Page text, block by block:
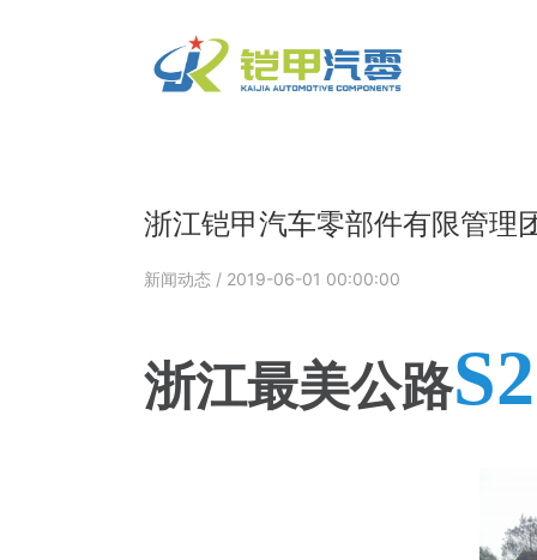
浙江铠甲汽车零部件有限管理
新闻动态 / 2019-06-01 00:00:00
浙江最美公路